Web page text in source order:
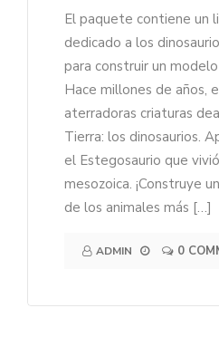
El paquete contiene un
dedicado a los
para construir un
Hace millones de años,
aterradoras criaturas
Tierra: los dinosaurios.
el Estegosaurio que
mesozoica. ¡Construye
de los animales más […]
ADMIN 0